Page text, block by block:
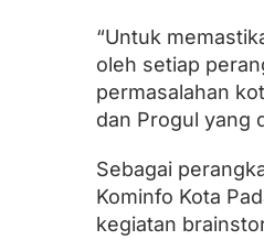
O
P
S
e
a
r
a
s
“Untuk
oleh setiap
permasalahan
dan Progul yang
Sebagai
Kominfo Kota
kegiatan